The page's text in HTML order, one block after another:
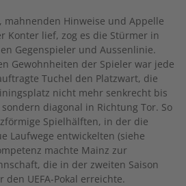
mahnenden Hinweise und Appelle
Konter lief, zog es die Stürmer in
Gegenspieler und Aussenlinie.
Gewohnheiten der Spieler war jede
Tuchel den Platzwart, die
nicht mehr senkrecht bis
diagonal in Richtung Tor. So
Spielhälften, in der die
Laufwege entwickelten (siehe
machte Mainz zur
die in der zweiten Saison
UEFA-Pokal erreichte.